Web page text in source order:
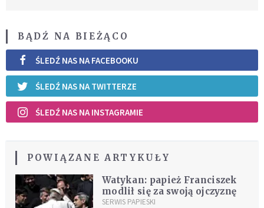
BĄDŹ NA BIEŻĄCO
ŚLEDŹ NAS NA FACEBOOKU
ŚLEDŹ NAS NA TWITTERZE
ŚLEDŹ NAS NA INSTAGRAMIE
POWIĄZANE ARTYKUŁY
Watykan: papież Franciszek
modlił się za swoją ojczyznę
SERWIS PAPIESKI